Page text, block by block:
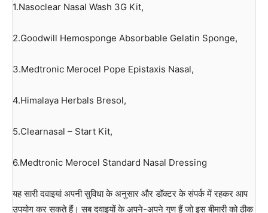
1.Nasoclear Nasal Wash 3G Kit,
2.Goodwill Hemosponge Absorbable Gelatin Sponge,
3.Medtronic Merocel Pope Epistaxis Nasal,
4.Himalaya Herbals Bresol,
5.Clearnasal – Start Kit,
6.Medtronic Merocel Standard Nasal Dressing
यह सारी दवाइयां अपनी सुविधा के अनुसार और डॉक्टर के संपर्क में रहकर आप
उपयोग कर सकते हैं। सब दवाइयों के अपने-अपने गुण हैं जो इस बीमारी को ठीक